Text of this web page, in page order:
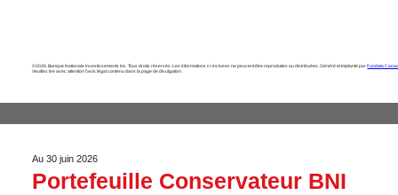
©2026. Banque Nationale Investissements Inc. Tous droits réservés. Les informations ci-incluses ne peuvent être reproduites ou distribuées. Généré et implanté parFundata
Veuillez lire avec attention l’avis légal contenu dans la page de divulgation.
Au 30 juin 2026
Portefeuille Conservateur BNI